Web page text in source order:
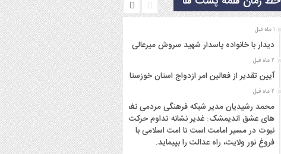
1 ماه قبل
دیدار با خانواده پاسدار شهید سروش میرعالی
2 ماه قبل
آیین تقدیر از فعالین امر ازدواج استان خوزستان
2 ماه قبل
محمد رشیدیان مدیر شبکه فرهنگی مردمی نغمه
های عشق اندیمشک: غدیر نشانه تداوم حرکت
نبوت در مسیر امامت است تا امت اسلامی با
فروغ نور ولایت، راه عدالت را بپیماید.